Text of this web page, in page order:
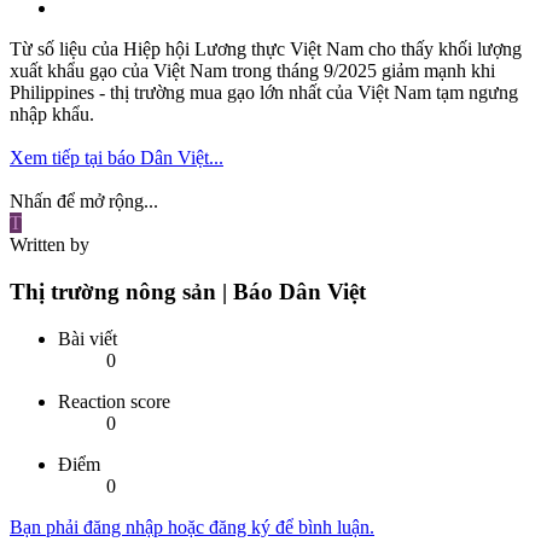
Từ số liệu của Hiệp hội Lương thực Việt Nam cho thấy khối lượng
xuất khẩu gạo của Việt Nam trong tháng 9/2025 giảm mạnh khi
Philippines - thị trường mua gạo lớn nhất của Việt Nam tạm ngưng
nhập khẩu.
Xem tiếp tại báo Dân Việt...
Nhấn để mở rộng...
T
Written by
Thị trường nông sản | Báo Dân Việt
Bài viết
0
Reaction score
0
Điểm
0
Bạn phải đăng nhập hoặc đăng ký để bình luận.